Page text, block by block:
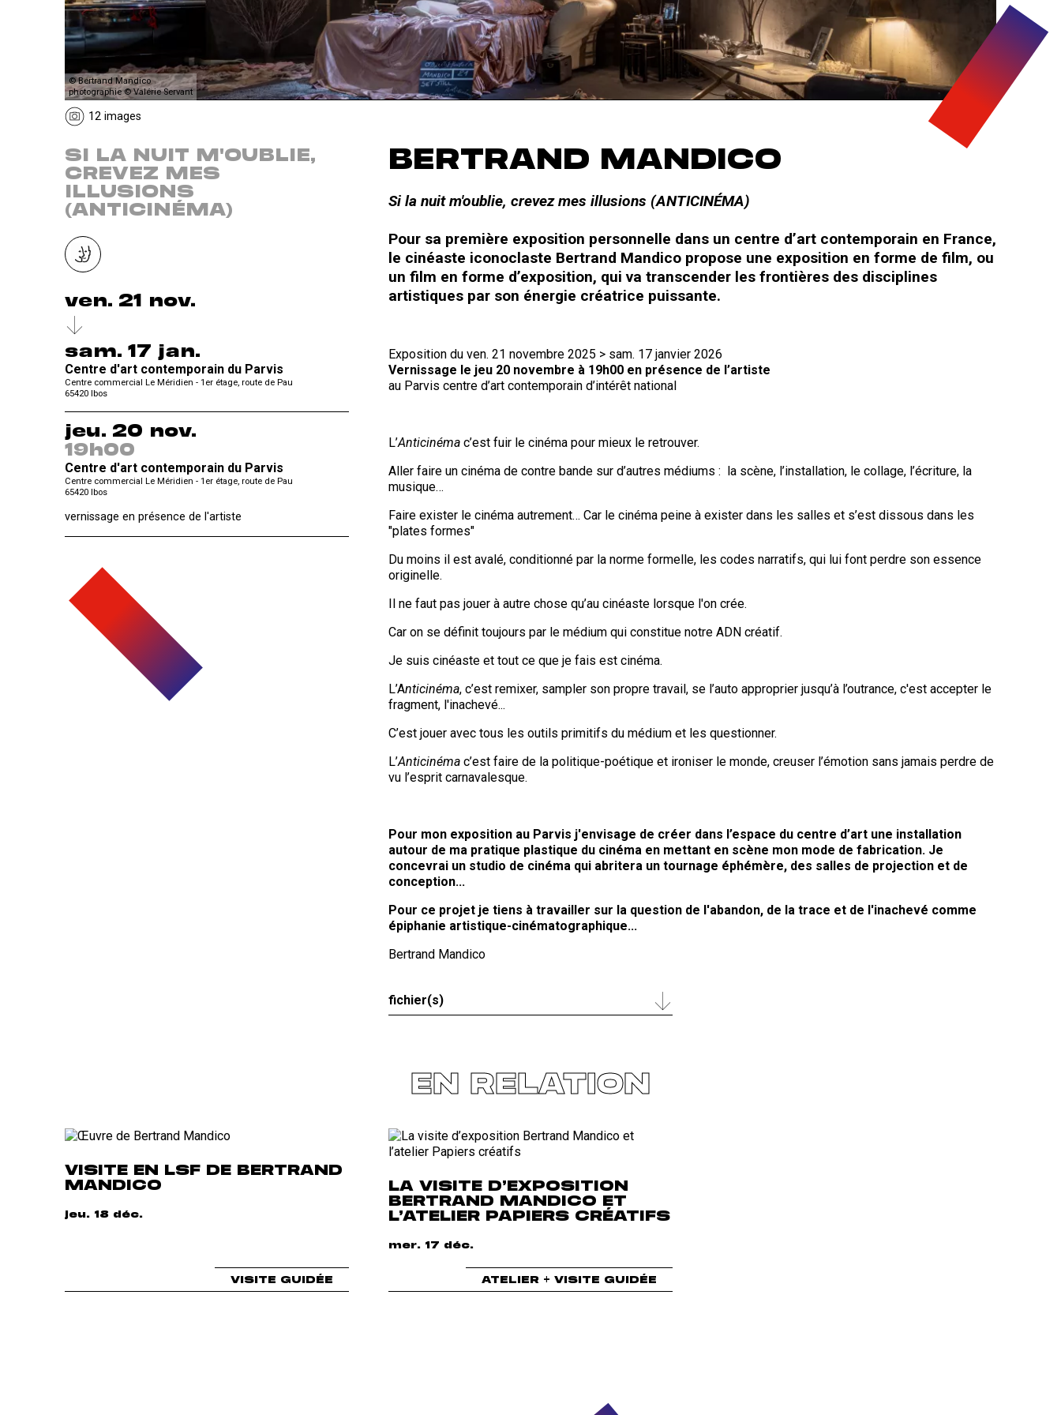
© Bertrand Mandico
photographie © Valérie Servant
12 images
SI LA NUIT M'OUBLIE,
CREVEZ MES
ILLUSIONS
(ANTICINÉMA)
ven. 21 nov.
sam. 17 jan.
Centre d'art contemporain du Parvis
Centre commercial Le Méridien - 1er étage, route de Pau
65420
Ibos
jeu. 20 nov.
19h00
Centre d'art contemporain du Parvis
Centre commercial Le Méridien - 1er étage, route de Pau
65420
Ibos
vernissage en présence de l'artiste
BERTRAND MANDICO
Si la nuit m'oublie, crevez mes illusions (ANTICINÉMA)
Pour sa première exposition personnelle dans un centre d’art contemporain en France,
le cinéaste iconoclaste Bertrand Mandico propose une exposition en forme de film, ou
un film en forme d’exposition, qui va transcender les frontières des disciplines
artistiques par son énergie créatrice puissante.
Exposition du ven. 21 novembre 2025 > sam. 17 janvier 2026
Vernissage le jeu 20 novembre à 19h00 en présence de l’artiste
au Parvis centre d’art contemporain d’intérêt national
L’Anticinémac’est fuir le cinéma pour mieux le retrouver.
Aller faire un cinéma de contre bande sur d’autres médiums :
la scène, l’installation, le collage, l’écriture, la
musique…
Faire exister le cinéma autrement… Car le cinéma peine à exister dans les salles et s’est dissous dans les
"plates formes"
Du moins il est avalé, conditionné par la norme formelle, les codes narratifs, qui lui font perdre son essence
originelle.
Il ne faut pas jouer à autre chose qu’au cinéaste lorsque l'on crée.
Car on se définit toujours par le médium qui constitue notre ADN créatif.
Je suis cinéaste et tout ce que je fais est cinéma.
L’Anticinéma, c’est remixer, sampler son propre travail, se l’auto approprier jusqu’à l’outrance, c'est accepter le
fragment, l'inachevé...
C’est jouer avec tous les outils primitifs du médium et les questionner.
L’Anticinémac’est faire de la politique-poétique et ironiser le monde, creuser l’émotion sans jamais perdre de
vu l’esprit carnavalesque.
Pour mon exposition au Parvis j'envisage de créer dans l’espace du centre d’art une installation
autour de ma pratique plastique du cinéma en mettant en scène mon mode de fabrication. Je
concevrai un studio de cinéma qui abritera un tournage éphémère, des salles de projection et de
conception...
Pour ce projet je tiens à travailler sur la question de l'abandon, de la trace et de l'inachevé comme
épiphanie artistique-cinématographique...
Bertrand Mandico
fichier(s)
EN RELATION
VISITE EN LSF DE BERTRAND
MANDICO
VISITE GUIDÉE
jeu. 18 déc.
LA VISITE D’EXPOSITION
BERTRAND MANDICO ET
L’ATELIER PAPIERS CRÉATIFS
ATELIER + VISITE GUIDÉE
mer. 17 déc.